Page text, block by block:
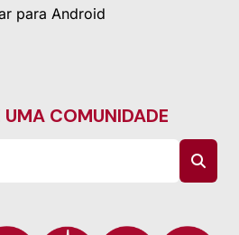
para Android
UMA COMUNIDADE